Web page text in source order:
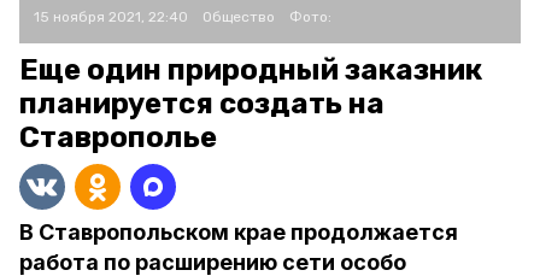
15 ноября 2021, 22:40 Общество Фото:
Еще один природный заказник
планируется создать на
Ставрополье
В Ставропольском крае продолжается
работа по расширению сети особо